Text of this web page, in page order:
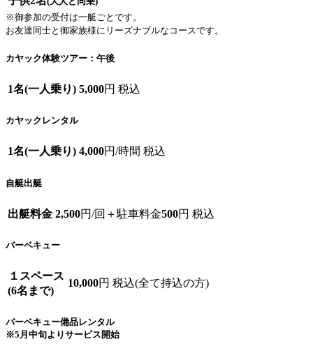
※御参加の受付は一艇ごとです。
お友達同士と御家族様にリーズナブルなコースです。
カヤック体験ツアー：午後
1名(一人乗り) 5,000円 税込
カヤックレンタル
1名(一人乗り) 4,000円/時間 税込
自艇出艇
出艇料金 2,500円/回＋駐車料金500円 税込
バーベキュー
１スペース
(6名まで)
10,000円 税込(全て持込の方)
バーベキュー備品レンタル
※5月中旬よりサービス開始